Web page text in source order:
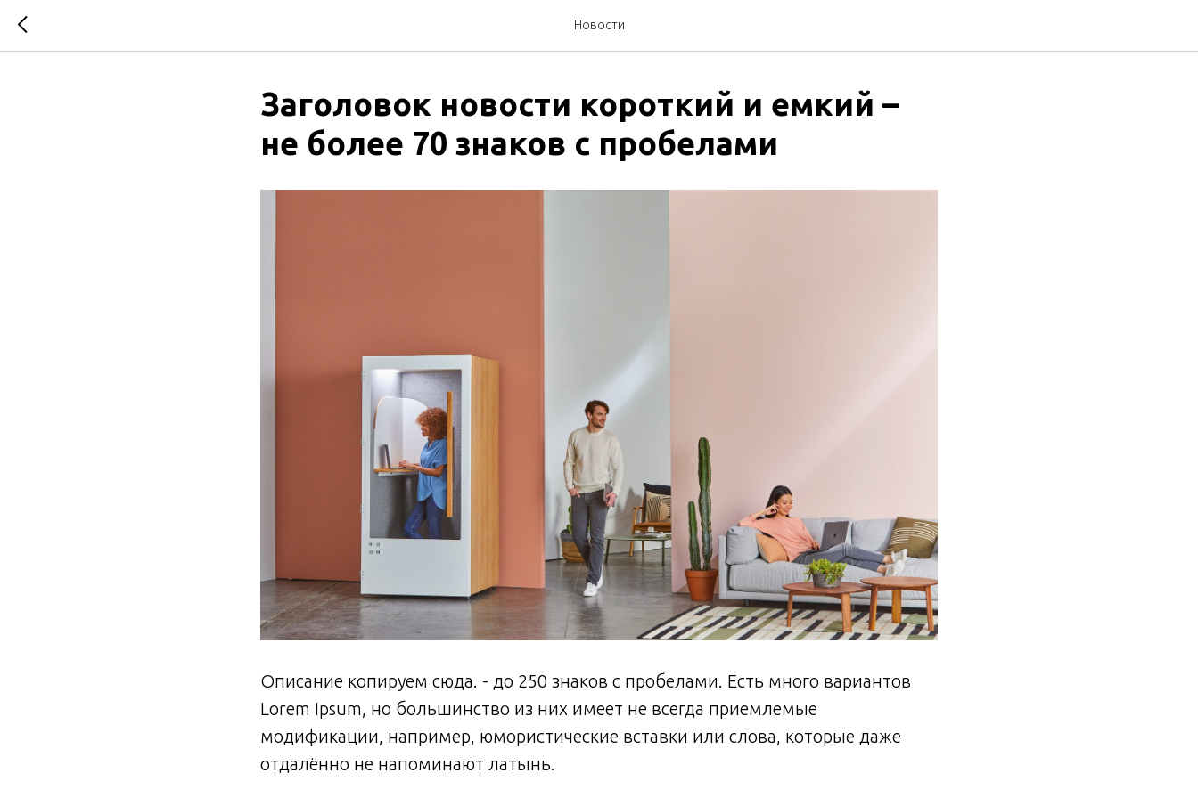
Новости
Заголовок новости короткий и емкий –
не более 70 знаков с пробелами
Описание копируем сюда. - до 250 знаков с пробелами. Есть много вариантов
Lorem Ipsum, но большинство из них имеет не всегда приемлемые
модификации, например, юмористические вставки или слова, которые даже
отдалённо не напоминают латынь.